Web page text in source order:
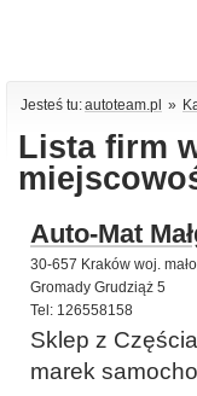
Jesteś tu:autoteam.pl »
Lista firm
Auto-Mat
30-657 Kraków woj.
Gromady Grudziąż 5
Tel: 126558158
Sklep z
marek